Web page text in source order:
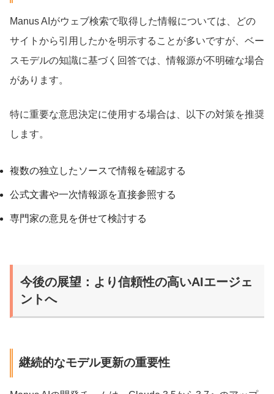
Manus AIがウェブ検索で取得した情報については、どの
サイトから引用したかを明示することが多いですが、ベー
スモデルの知識に基づく回答では、情報源が不明確な場合
があります。
特に重要な意思決定に使用する場合は、以下の対策を推奨
します。
複数の独立したソースで情報を確認する
公式文書や一次情報源を直接参照する
専門家の意見を併せて検討する
今後の展望：より信頼性の高いAIエージェ
ントへ
継続的なモデル更新の重要性